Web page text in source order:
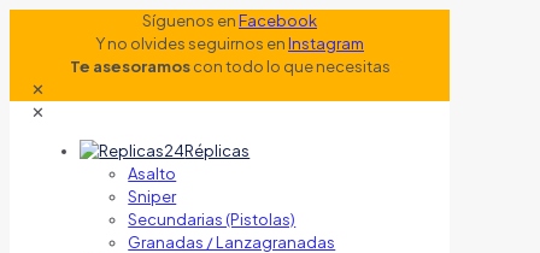
Síguenos enFacebook
Y no olvides seguirnos enInstagram
Te asesoramoscon todo lo que necesitas
✕
✕
Réplicas
Asalto
Sniper
Secundarias (Pistolas)
Granadas / Lanzagranadas